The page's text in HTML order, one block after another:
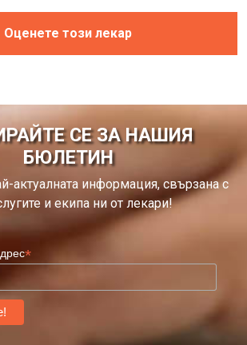
Оценете този лекар
СЕ ЗА НАШИЯ
БЮЛЕТИН
актуалната информация, свързана с
и екипа ни от лекари!
*